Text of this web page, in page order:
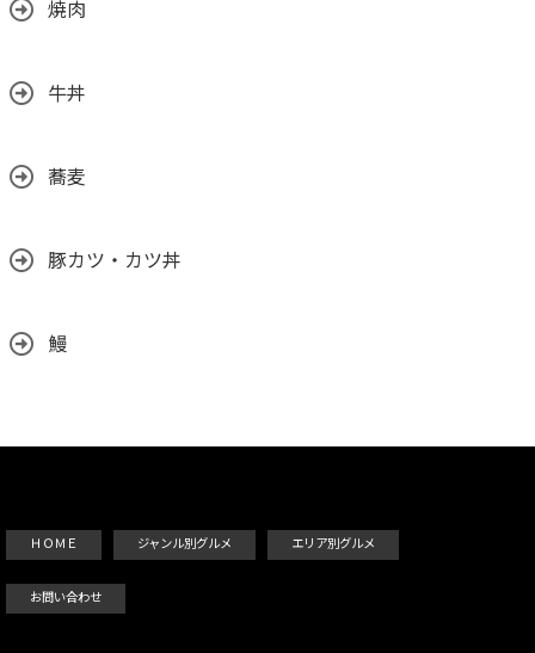
焼肉
牛丼
蕎麦
豚カツ・カツ丼
鰻
ＨＯＭＥ ジャンル別グルメ エリア別グルメ
お問い合わせ